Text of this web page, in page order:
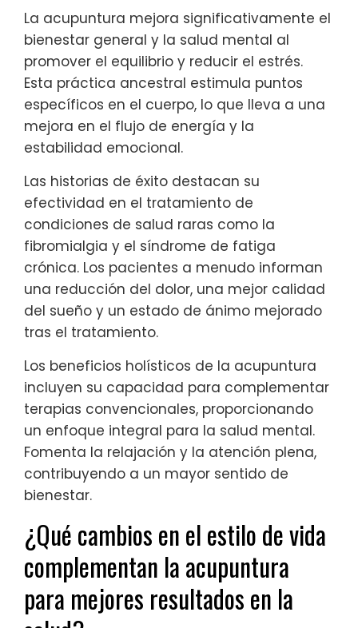
La acupuntura mejora significativamente el
bienestar general y la salud mental al
promover el equilibrio y reducir el estrés.
Esta práctica ancestral estimula puntos
específicos en el cuerpo, lo que lleva a una
mejora en el flujo de energía y la
estabilidad emocional.
Las historias de éxito destacan su
efectividad en el tratamiento de
condiciones de salud raras como la
fibromialgia y el síndrome de fatiga
crónica. Los pacientes a menudo informan
una reducción del dolor, una mejor calidad
del sueño y un estado de ánimo mejorado
tras el tratamiento.
Los beneficios holísticos de la acupuntura
incluyen su capacidad para complementar
terapias convencionales, proporcionando
un enfoque integral para la salud mental.
Fomenta la relajación y la atención plena,
contribuyendo a un mayor sentido de
bienestar.
¿Qué cambios en el estilo de vida
complementan la acupuntura
para mejores resultados en la